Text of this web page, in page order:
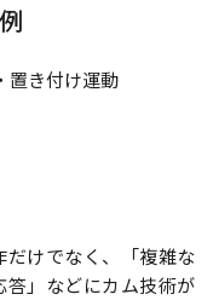
置き付け運動
けでなく、「複雑な
」などにカム技術が